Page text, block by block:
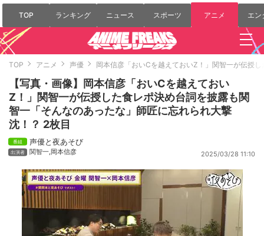
TOP ランキング ニュース スポーツ アニメ エン
TOP アニメ 声優 岡本信彦「おいCを越えておいZ！」関智一が伝授
【写真・画像】岡本信彦「おいCを越えておい
Z！」関智一が伝授した食レポ決め台詞を披露も関
智一「そんなのあったな」師匠に忘れられ大撃
沈！？ 2枚目
声優と夜あそび
関智一, 岡本信彦 2025/03/28 11:10